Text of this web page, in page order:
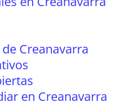
Creanavarra
en Creanavarra